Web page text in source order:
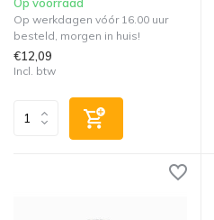
Op werkdagen vóór 16.00 uur
besteld, morgen in huis!
€12,09
Incl. btw